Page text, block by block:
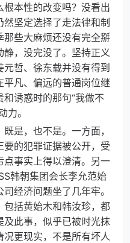
本性的改变吗？没看出
坚定选择了走法律和制
那些大麻烦还没有完全掰
，没完没了。坚持正义
哲、徐东载并没有得到
平凡、偏远的普通岗位继
诱惑时的那句“我做不
力。
是，也不是。一方面，
的犯罪证据被公开，受
点事实上得以澄清。另一
韩朝集团会长李允范始
经济问题坐了几年牢。
包括黄始木和韩汝珍，都
此事，似乎已被时光抹
更现实，不是所有坏人